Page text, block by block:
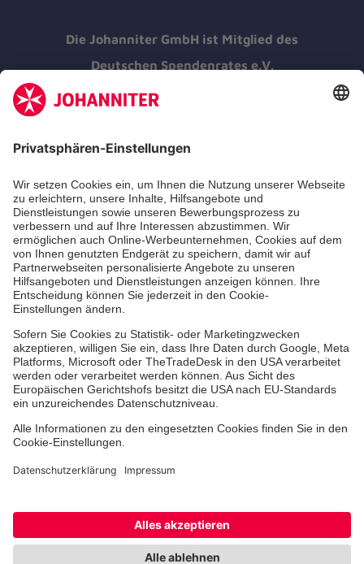
Die Johanniter GmbH ist Mitglied des
Deutschen Spendenrates e.V.
Kununu Top Company 2026
Medizin & Pflege
Zentren
Patienten
Hinweisgebersystem
Cookie-Einstellungen Datenschutz Barrierefreiheit